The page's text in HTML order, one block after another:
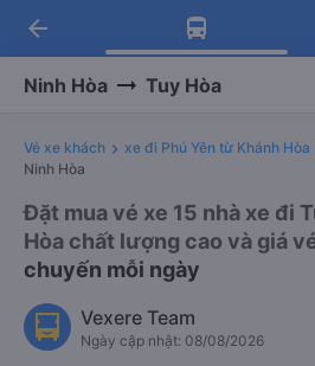
Tải app Vexere ngay!
Nhận ưu đãi thành viên
Tải app Vexere
-30k/ghế khi đặt vé
arrow_back
Ninh Hòa Tuy Hòa
Vé xe khách xe đi Phú Yên từ Khánh Hòa
Ninh Hòa
Đặt mua vé xe 15 nhà xe đi
Hòa chất lượng cao và giá
chuyến mỗi ngày
Vexere Team
Ngày cập nhật: 08/08/2026